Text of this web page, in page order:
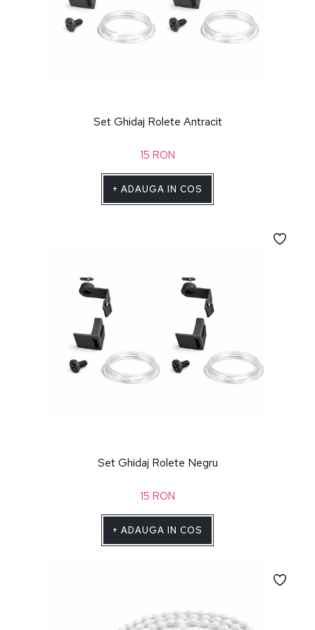
Set Ghidaj Rolete Antracit
15 RON
+ ADAUGA IN COS
Set Ghidaj Rolete Negru
15 RON
+ ADAUGA IN COS